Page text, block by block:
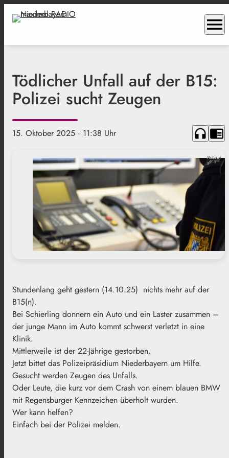
menu
Tödlicher Unfall auf der B15:
Polizei sucht Zeugen
15. Oktober 2025 · 11:38 Uhr headphones chrome_reader_mode
Polizei
Stundenlang geht gestern (14.10.25) nichts mehr auf der
B15(n).
Bei Schierling donnern ein Auto und ein Laster zusammen –
der junge Mann im Auto kommt schwerst verletzt in eine
Klinik.
Mittlerweile ist der 22-Jährige gestorben.
Jetzt bittet das Polizeipräsidium Niederbayern um Hilfe.
Gesucht werden Zeugen des Unfalls.
Oder Leute, die kurz vor dem Crash von einem blauen BMW
mit Regensburger Kennzeichen überholt wurden.
Wer kann helfen?
Einfach bei der Polizei melden.